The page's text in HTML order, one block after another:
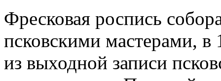
Фресковая роспись
псковскими мастерами, в
из выходной записи